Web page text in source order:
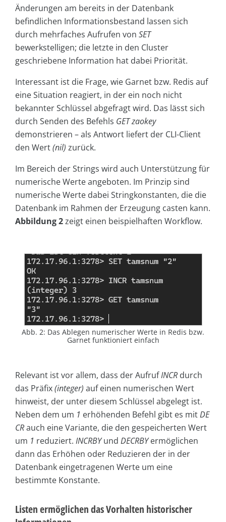
Änderungen am bereits in der Datenbank
befindlichen Informationsbestand lassen sich
durch mehrfaches Aufrufen von SET
bewerkstelligen; die letzte in den Cluster
geschriebene Information hat dabei Priorität.
Interessant ist die Frage, wie Garnet bzw. Redis auf
eine Situation reagiert, in der ein noch nicht
bekannter Schlüssel abgefragt wird. Das lässt sich
durch Senden des Befehls GET zaokey
demonstrieren – als Antwort liefert der CLI-Client
den Wert(nil) zurück.
Im Bereich der Strings wird auch Unterstützung für
numerische Werte angeboten. Im Prinzip sind
numerische Werte dabei Stringkonstanten, die die
Datenbank im Rahmen der Erzeugung casten kann.
Abbildung 2zeigt einen beispielhaften Workflow.
Abb. 2: Das Ablegen numerischer Werte in Redis bzw.
Garnet funktioniert einfach
Relevant ist vor allem, dass der AufrufINCR durch
das Präfix(integer) auf einen numerischen Wert
hinweist, der unter diesem Schlüssel abgelegt ist.
Neben dem um 1 erhöhenden Befehl gibt es mitDE
CRauch eine Variante, die den gespeicherten Wert
um 1 reduziert. INCRBYund DECRBYermöglichen
dann das Erhöhen oder Reduzieren der in der
Datenbank eingetragenen Werte um eine
bestimmte Konstante.
Listen ermöglichen das Vorhalten historischer